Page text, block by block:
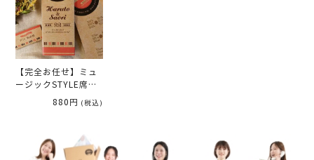
【完全お任せ】ミュ
ージックSTYLE席次
表（入力・印刷込)
880円 (税込)